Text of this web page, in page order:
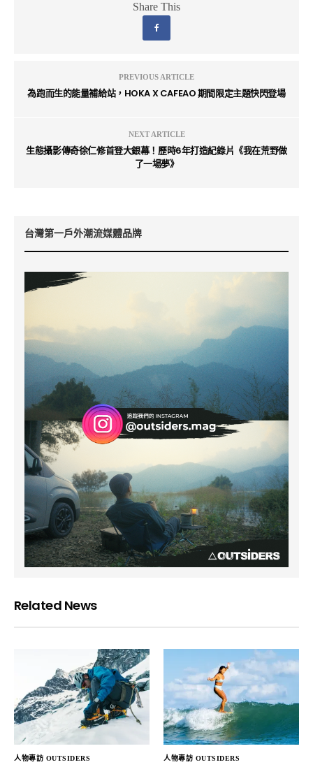
Share This
PREVIOUS ARTICLE
為跑而生的能量補給站，HOKA X CAFEAO 期間限定主題快閃登場
NEXT ARTICLE
生態攝影傳奇徐仁修首登大銀幕！歷時6年打造紀錄片《我在荒野做
了一場夢》
台灣第一戶外潮流媒體品牌
Related News
人物專訪 OUTSIDERS 人物專訪 OUTSIDERS